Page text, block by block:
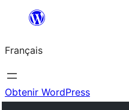
contenu
Français
Obtenir WordPress